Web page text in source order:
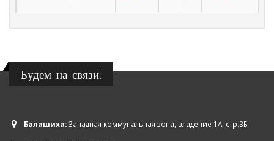
Будем на связи!
Балашиха:Западная коммунальная зона, владение 1А, стр.3Б